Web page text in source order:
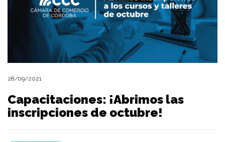
28/09/2021
Capacitaciones: ¡Abrimos las
inscripciones de octubre!